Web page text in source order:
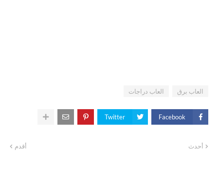
العاب برق العاب دراجات
Facebook
Twitter
أحدث أقدم